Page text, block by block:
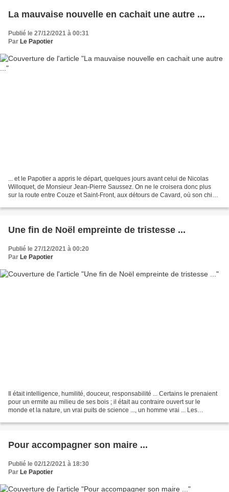
La mauvaise nouvelle en cachait une autre ...
Publié le 27/12/2021 à 00:31
Par Le Papotier
... et le Papotier a appris le départ, quelques jours avant celui de Nicolas
Willoquet, de Monsieur Jean-Pierre Saussez. On ne le croisera donc plus
sur la route entre Couze et Saint-Front, aux détours de Cavard, où son chien
Une fin de Noël empreinte de tristesse ...
Publié le 27/12/2021 à 00:20
Par Le Papotier
Il était intelligence, humilité, douceur, responsabilité ... Certains le prenaient
pour un ermite au milieu de ses bois ; il était au contraire ouvert sur le
monde et la nature, un vrai puits de science ..., un homme vrai ... Les
Pour accompagner son maire ...
Publié le 02/12/2021 à 18:30
Par Le Papotier